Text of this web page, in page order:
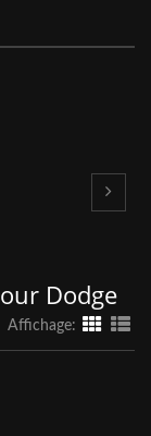
Dodge
Affichage: